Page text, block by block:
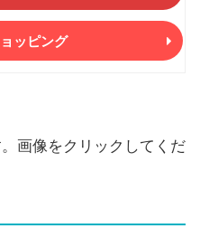
ッピング
画像をクリックしてくだ